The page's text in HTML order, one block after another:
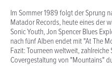
Im Sommer 1989 folgt der Sprung
Matador Records, heute eines der
Sonic Youth, Jon Spencer Blues
nach fünf Alben endet mit "At The
Fazit: Tourneen weltweit,
Covergestaltung von "Mountains"